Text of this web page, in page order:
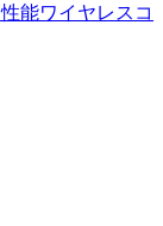
能ワイヤレスコ